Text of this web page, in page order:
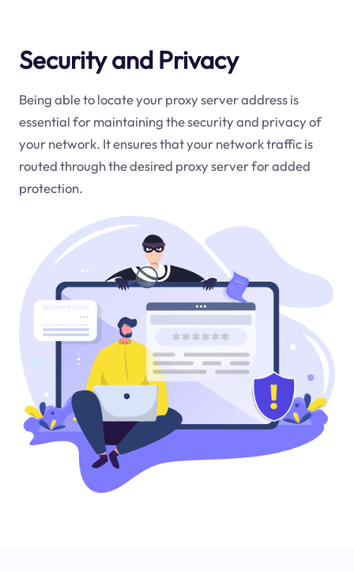
Security and Privacy
Being able to locate your proxy server address is
essential for maintaining the security and privacy of
your network. It ensures that your network traffic is
routed through the desired proxy server for added
protection.